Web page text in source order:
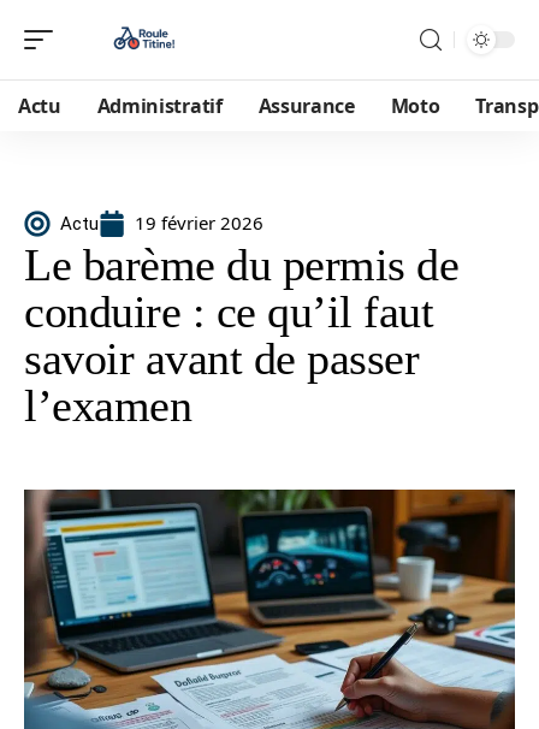
Actu Administratif Assurance Moto
Actu 19 février 2026
Le barème du permis de
conduire : ce qu’il faut
savoir avant de passer
l’examen